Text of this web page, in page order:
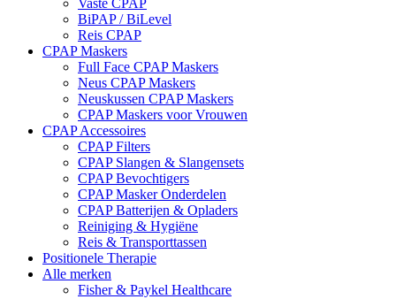
Vaste CPAP
BiPAP / BiLevel
Reis CPAP
CPAP Maskers
Full Face CPAP Maskers
Neus CPAP Maskers
Neuskussen CPAP Maskers
CPAP Maskers voor Vrouwen
CPAP Accessoires
CPAP Filters
CPAP Slangen & Slangensets
CPAP Bevochtigers
CPAP Masker Onderdelen
CPAP Batterijen & Opladers
Reiniging & Hygiëne
Reis & Transporttassen
Positionele Therapie
Alle merken
Fisher & Paykel Healthcare